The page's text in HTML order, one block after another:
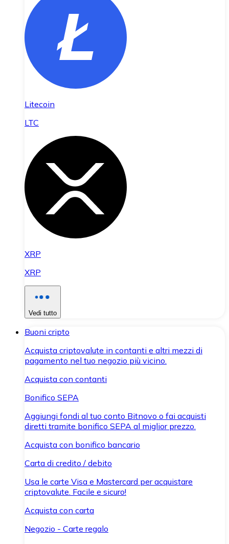
Litecoin
LTC
XRP
XRP
Vedi tutto
Buoni cripto
Acquista criptovalute in contanti e altri mezzi di
pagamento nel tuo negozio più vicino.
Acquista con contanti
Bonifico SEPA
Aggiungi fondi al tuo conto Bitnovo o fai acquisti
diretti tramite bonifico SEPA al miglior prezzo.
Acquista con bonifico bancario
Carta di credito / debito
Usa le carte Visa e Mastercard per acquistare
criptovalute. Facile e sicuro!
Acquista con carta
Negozio - Carte regalo